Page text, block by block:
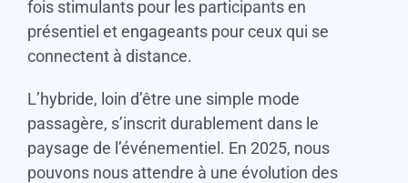
fois stimulants pour les participants en
présentiel et engageants pour ceux qui se
connectent à distance.
L’hybride, loin d’être une simple mode
passagère, s’inscrit durablement dans le
paysage de l’événementiel. En 2025, nous
pouvons nous attendre à une évolution des